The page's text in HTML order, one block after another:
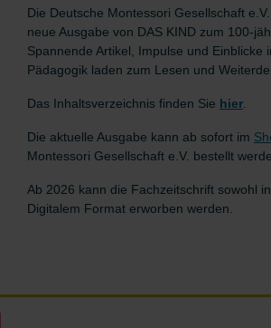
Die Deutsche Montessori Gesellschaft
neue Ausgabe von DAS KIND zum 100-
Spannende Artikel, Impulse und Einblicke
Pädagogik laden zum Lesen und
Das Inhaltsverzeichnis finden Sie hier
Die aktuelle Ausgabe kann ab sofort im
Montessori Gesellschaft e.V. bestellt
Ab 2026 kann die Fachzeitschrift sowohl
Digitalem Format erworben werden.